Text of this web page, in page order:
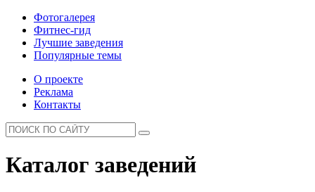
Фотогалерея
Фитнес-гид
Лучшие заведения
Популярные темы
О проекте
Реклама
Контакты
Каталог заведений